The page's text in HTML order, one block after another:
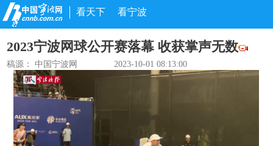
看天下 看宁波
2023宁波网球公开赛落幕 收获掌声无数
稿源： 中国宁波网 2023-10-01 08:13:00